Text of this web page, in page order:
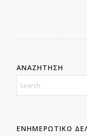
ΑΝΑΖΗΤΗΣΗ
ΕΝΗΜΕΡΩΤΙΚΟ